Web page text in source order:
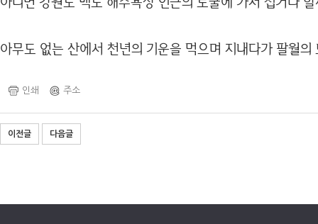
아무도 없는 산에서 천년의 기운을 먹으며 지내다가 팔월
인쇄 주소
이전글 다음글